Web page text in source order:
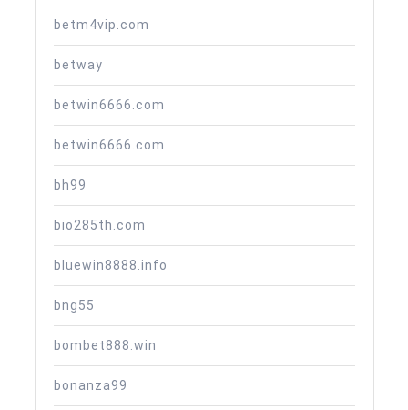
betm4vip.com
betway
betwin6666.com
betwin6666.com
bh99
bio285th.com
bluewin8888.info
bng55
bombet888.win
bonanza99